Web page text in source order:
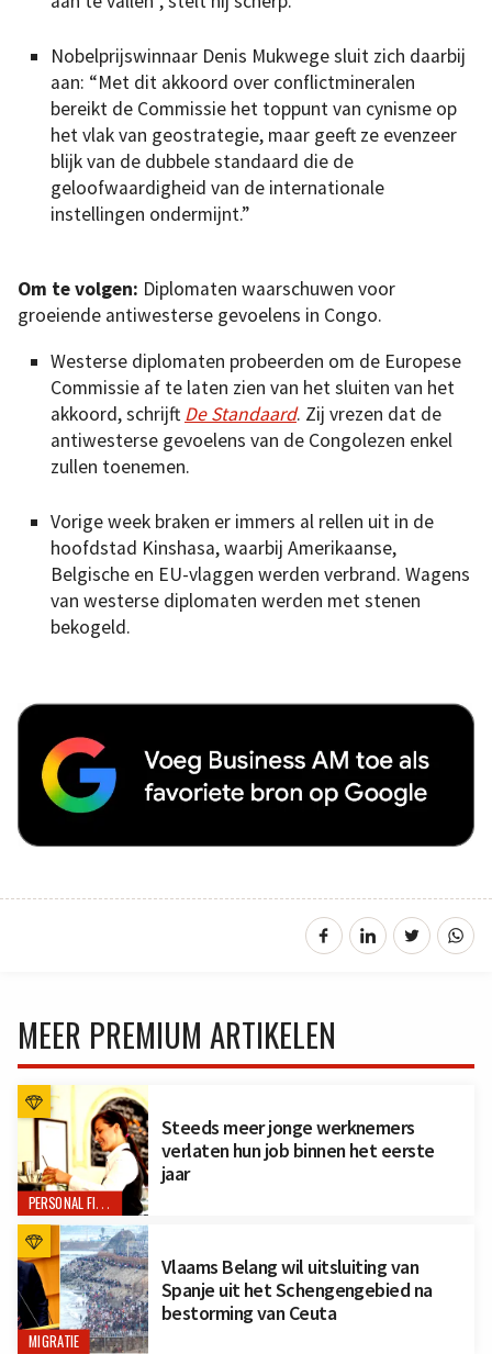
Nobelprijswinnaar Denis Mukwege sluit zich daarbij
aan: “Met dit akkoord over conflictmineralen
bereikt de Commissie het toppunt van cynisme op
het vlak van geostrategie, maar geeft ze evenzeer
blijk van de dubbele standaard die de
geloofwaardigheid van de internationale
instellingen ondermijnt.”
Om te volgen: Diplomaten waarschuwen voor
groeiende antiwesterse gevoelens in Congo.
Westerse diplomaten probeerden om de Europese
Commissie af te laten zien van het sluiten van het
akkoord, schrijft De Standaard. Zij vrezen dat de
antiwesterse gevoelens van de Congolezen enkel
zullen toenemen.
Vorige week braken er immers al rellen uit in de
hoofdstad Kinshasa, waarbij Amerikaanse,
Belgische en EU-vlaggen werden verbrand. Wagens
van westerse diplomaten werden met stenen
bekogeld.
MEER PREMIUM ARTIKELEN
PERSONAL FINANCE
Steeds meer jonge werknemers
verlaten hun job binnen het eerste
jaar
MIGRATIE
Vlaams Belang wil uitsluiting van
Spanje uit het Schengengebied na
bestorming van Ceuta